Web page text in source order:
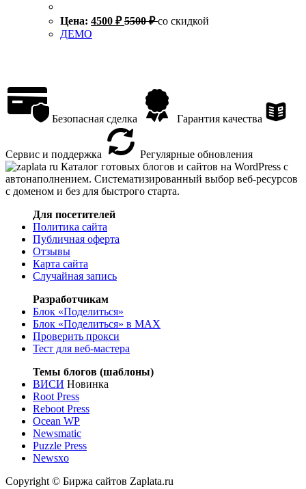
Цена: 4500 ₽ 5500₽ со скидкой
ДЕМО
Безопасная сделка Гарантия качества
Сервис и поддержка
Регулярные обновления
Каталог готовых блогов и сайтов на WordPress с
автонаполнением. Систематизированный выбор веб-ресурсов
с доменом и без для быстрого старта.
Для посетителей
Политика сайта
Публичная оферта
Отзывы
Карта сайта
Случайная запись
Разработчикам
Блок «Поделиться»
Блок «Поделиться» в MAX
Проверить прокси
Тест для веб-мастера
Темы блогов (шаблоны)
ВИСИ Новинка
Root Press
Reboot Press
Ocean WP
Newsmatic
Puzzle Press
Newsxo
Copyright © Биржа сайтов Zaplata.ru